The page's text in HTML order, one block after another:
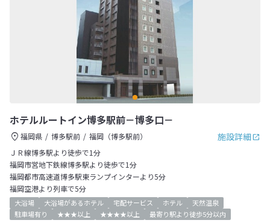
ホテルルートイン博多駅前－博多口－
施設詳細
福岡県 博多駅前
福岡（博多駅前）
ＪＲ線博多駅より徒歩で1分
福岡市営地下鉄線博多駅より徒歩で1分
福岡都市高速道博多駅東ランプインターより5分
福岡空港より列車で5分
大浴場 大浴場があるホテル 宅配サービス ホテル
天然温泉
駐車場有り
★★★以上 ★★★★以上 最寄り駅より徒歩5分以内